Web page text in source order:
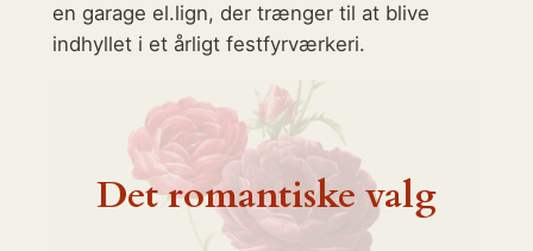
en garage el.lign, der trænger til at blive
indhyllet i et årligt festfyrværkeri.
Det romantiske valg